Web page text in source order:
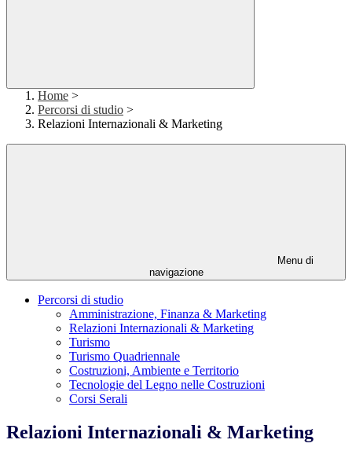
Home >
Percorsi di studio >
Relazioni Internazionali & Marketing
Menu di
navigazione
Percorsi di studio
Amministrazione, Finanza & Marketing
Relazioni Internazionali & Marketing
Turismo
Turismo Quadriennale
Costruzioni, Ambiente e Territorio
Tecnologie del Legno nelle Costruzioni
Corsi Serali
Relazioni Internazionali & Marketing